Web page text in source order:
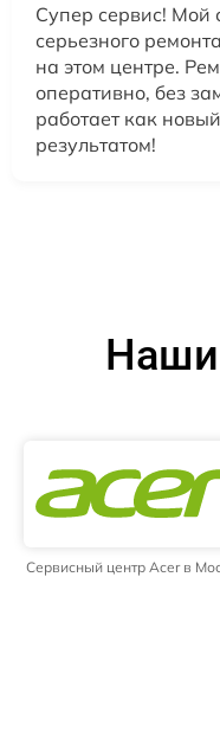
Супер сервис! Мой
серьезного
на этом центре.
оперативно, без
работает как
результатом!
Сервисный центр Acer в